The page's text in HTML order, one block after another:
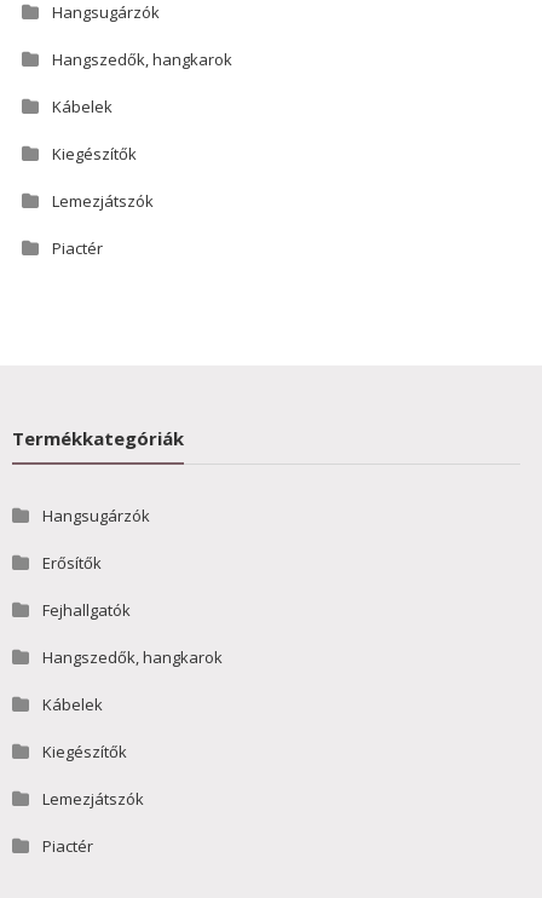
Hangsugárzók
Hangszedők, hangkarok
Kábelek
Kiegészítők
Lemezjátszók
Piactér
Termékkategóriák
Hangsugárzók
Erősítők
Fejhallgatók
Hangszedők, hangkarok
Kábelek
Kiegészítők
Lemezjátszók
Piactér